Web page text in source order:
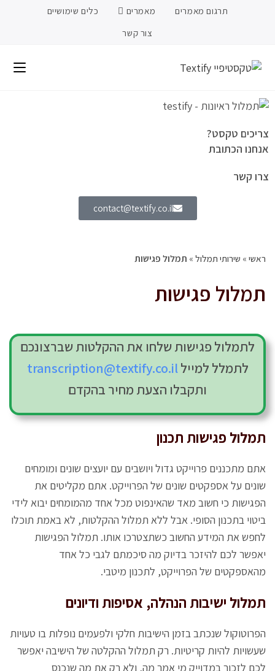
תרגום מאמרים מאמרים
כלים שימושיים
צור קשר
צריכים טקסט?
אנחנו הכתובת
צרו קשר
contact@textify.co.il
ראשי » שירותי תמלול » תמלול פגישות
תמלול פגישות
לתמלול פגישות שלחו את ההקלטות שברצונכם
לתמלל למיילtranscription@textify.co.il
ותקבלו הצעת מחיר בהקדם
תמלול פגישות תכנון
אתם מתכננים פרוייקט גדול ויושבים עם יועצים שונים ומומחים
שונים על אספקטים שונים של הפרוייקט. אתם מקליטים את
הפגישות כי חשוב מאד שהאינפוט מכל אחד מהמומחים יבוא לידי
ביטוי בתכנון הסופי. אבל ללא תמלול ההקלטות, לא באמת תוכלו
לחפש את המידע החשוב כשתצטרכו אותו. תמלול הפגישות
יאפשר לכם להיזכר בדיוק מה סיכמתם לגבי כל אחד
מהאספקטים של הפרוייקט, לתכנון מיטבי.
תמלול ישיבות הנהלה, אסיפות ודיונים
הפרוטוקול שנכתב בזמן הישיבות חלקי ולפעמים נופלות בו טעויות
שעשויות להיות קריטיות. רק תמלול ההקלטה של הישיבה יאפשר
לכם לזכור במדוייק מי אמר מה, ולא רק את מה שנכנס